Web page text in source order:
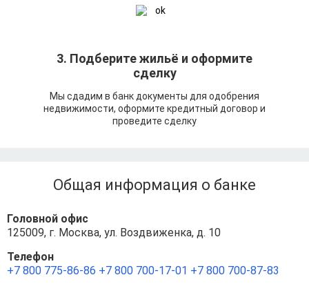
3. Подберите жильё и оформите
сделку
Мы сдадим в банк документы для одобрения
недвижимости, оформите кредитный договор и
проведите сделку
Общая информация о банке
Головной офис
125009, г. Москва, ул. Воздвиженка, д. 10
Телефон
+7 800 775‑86‑86 +7 800 700‑17‑01 +7 800 700‑87‑83